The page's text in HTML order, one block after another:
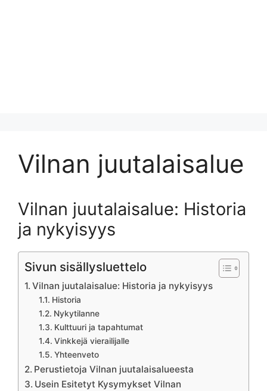
Vilnan juutalaisalue
Vilnan juutalaisalue: Historia
ja nykyisyys
Sivun sisällysluettelo
Vilnan juutalaisalue: Historia ja nykyisyys
Historia
Nykytilanne
Kulttuuri ja tapahtumat
Vinkkejä vierailijalle
Yhteenveto
Perustietoja Vilnan juutalaisalueesta
Usein Esitetyt Kysymykset Vilnan